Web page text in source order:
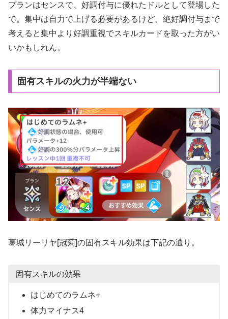
プランはセンスで、好調付与に優れたドルとして登場した
で。集中は自力で上げる必要があるけど、絶好調付与まで
考えると集中より好調重視でスキルカードを取った方がい
いかもしれん。
固有スキルの火力が半端ない
葛城リーリヤ[冠菊]の固有スキル効果は下記の通り。
固有スキルの効果
はじめてのラムネ+
体力マイナス4